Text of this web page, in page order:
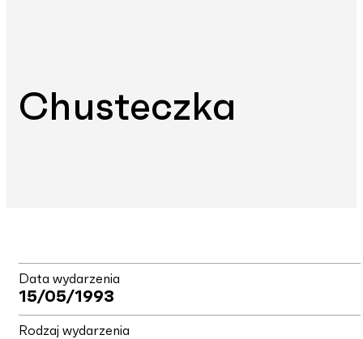
Chusteczka
Data wydarzenia
15/05/1993
Rodzaj wydarzenia